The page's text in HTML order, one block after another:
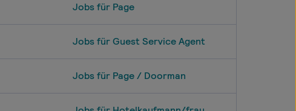
Jobs für Page
Jobs für Guest Service Agent
Jobs für Page / Doorman